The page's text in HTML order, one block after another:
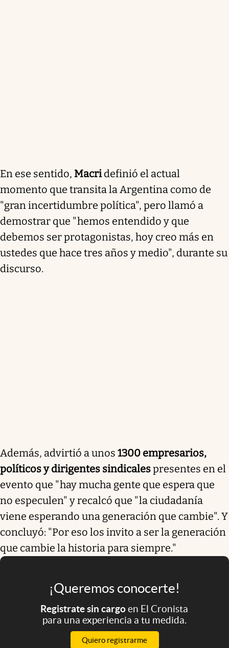
En ese sentido, Macridefinió el actual
momento que transita la Argentina como de
"gran incertidumbre política", pero llamó a
demostrar que "hemos entendido y que
debemos ser protagonistas, hoy creo más en
ustedes que hace tres años y medio", durante su
discurso.
Además, advirtió a unos 1300 empresarios,
políticos y dirigentes sindicalespresentes en el
evento que "hay mucha gente que espera que
no especulen" y recalcó que "la ciudadanía
viene esperando una generación que cambie". Y
concluyó: "Por eso los invito a ser la generación
que cambie la historia para siempre."
¡Queremos conocerte!
Registrate sin cargoen El Cronista
para una experiencia a tu medida.
Quiero registrarme